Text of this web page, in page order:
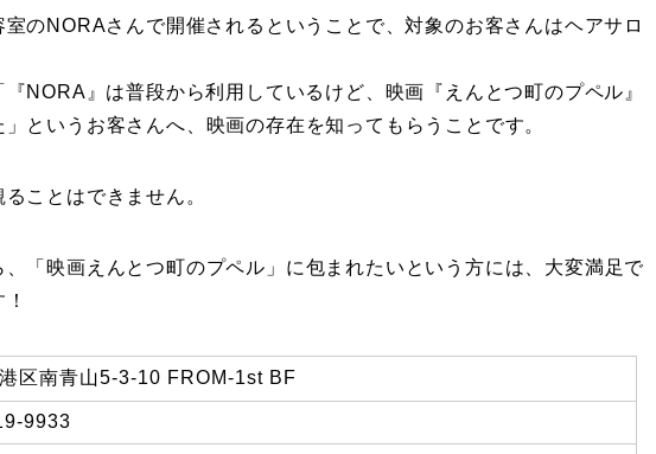
のNORAさんで開催されるということで、対象のお客さんはヘアサロ
NORA』は普段から利用しているけど、映画『えんとつ町のプペル』
というお客さんへ、映画の存在を知ってもらうことです。
ことはできません。
「映画えんとつ町のプペル」に包まれたいという方には、大変満足で
区南青山5-3-10 FROM-1st BF
9933